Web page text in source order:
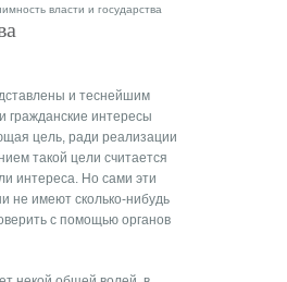
власти и государства
и теснейшим
гражданские интересы
цель, ради реализации
та­кой цели считается
интереса. Но сами эти
не имеют сколько-нибудь
с помощью ор­ганов